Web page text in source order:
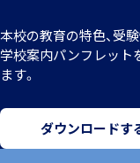
本校の教育の特色、受
学校案内パンフレット
ます。
ダウンロードす
進路情報